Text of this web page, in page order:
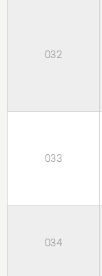
032
033
034